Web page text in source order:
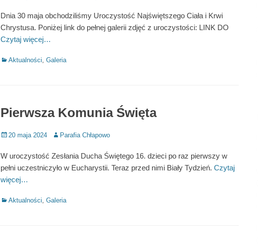
Dnia 30 maja obchodziliśmy Uroczystość Najświętszego Ciała i Krwi
Chrystusa. Poniżej link do pełnej galerii zdjęć z uroczystości: LINK DO
Czytaj więcej…
Categories
Aktualności, Galeria
Pierwsza Komunia Święta
Posted
20 maja 2024 Author
Parafia Chłapowo
W uroczystość Zesłania Ducha Świętego 16. dzieci po raz pierwszy w
pełni uczestniczyło w Eucharystii. Teraz przed nimi Biały Tydzień. Czytaj
więcej…
Categories
Aktualności, Galeria